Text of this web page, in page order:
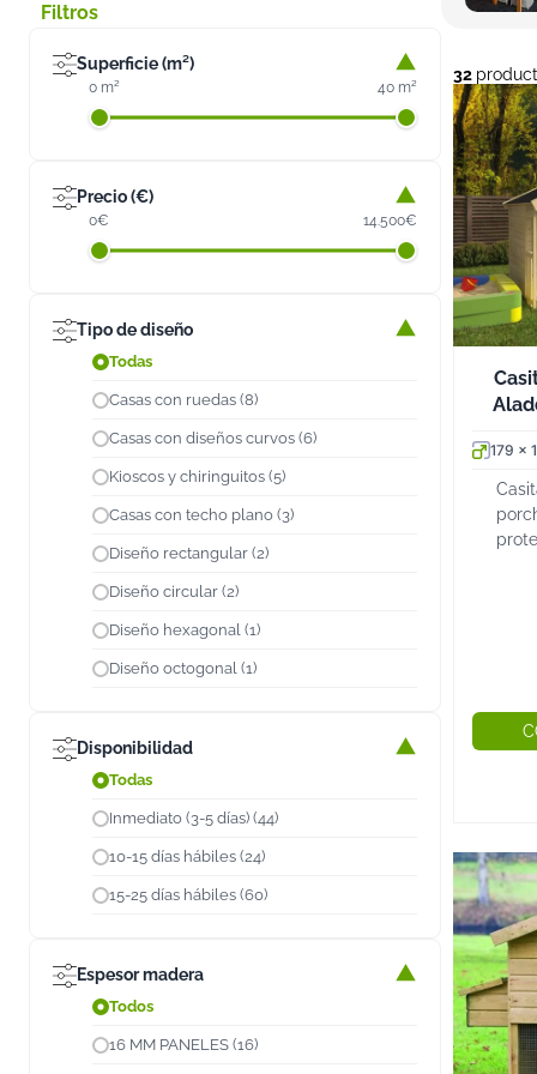
Filtros
Superficie (m²)
0 m² 40 m²
Precio (€)
0€ 14.500€
Tipo de diseño
Todas
Casas con ruedas (8)
Casas con diseños curvos (6)
Kioscos y chiringuitos (5)
Casas con techo plano (3)
Diseño rectangular (2)
Diseño circular (2)
Diseño hexagonal (1)
Diseño octogonal (1)
Disponibilidad
Todas
Inmediato (3-5 días) (44)
10-15 días hábiles (24)
15-25 días hábiles (60)
Espesor madera
Todos
16 MM PANELES (16)
32
179 x